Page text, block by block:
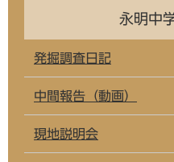
永明中
発掘調査日記
中間報告（動画）
現地説明会